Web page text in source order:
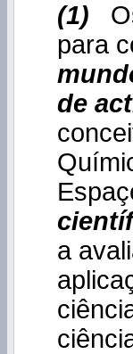
(1)
para
de
a